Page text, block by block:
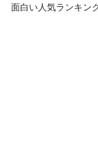
面白い人気ランキン